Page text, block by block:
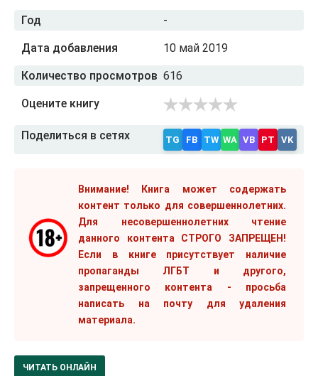
Год -
Дата добавления 10 май 2019
Количество просмотров 616
Оцените книгу
Поделиться в сетях TG FB TW WA VB PT VK
Внимание! Книга может содержать
контент только для совершеннолетних.
Для несовершеннолетних чтение
данного контента СТРОГО ЗАПРЕЩЕН!
Если в книге присутствует наличие
пропаганды ЛГБТ и другого,
запрещенного контента - просьба
написать на почту для удаления
материала.
ЧИТАТЬ ОНЛАЙН